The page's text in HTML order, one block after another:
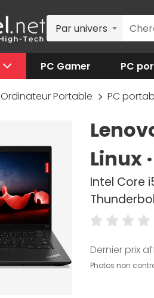
Par univers
PC Gamer PC
Ordinateur Portable PC
Linux
Intel Core
Dernier prix
Photos non